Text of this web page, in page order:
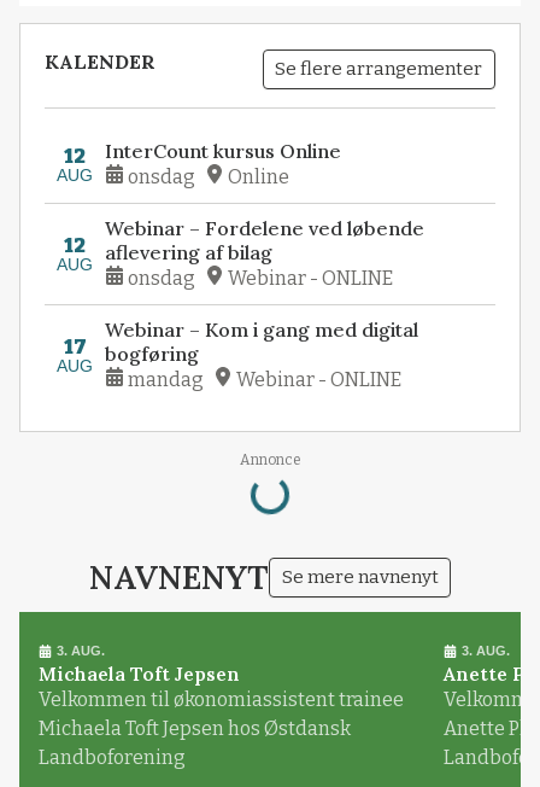
KALENDER Se flere arrangementer
12
AUG
InterCount kursus Online
onsdag Online
12
AUG
Webinar – Fordelene ved løbende
aflevering af bilag
onsdag Webinar - ONLINE
17
AUG
Webinar – Kom i gang med digital
bogføring
mandag Webinar - ONLINE
Annonce
Loading...
NAVNENYT Se mere navnenyt
3. AUG.
Michaela Toft Jepsen
Velkommen til økonomiassistent trainee
Michaela Toft Jepsen hos Østdansk
Landboforening
3. AUG.
Anette
Anette